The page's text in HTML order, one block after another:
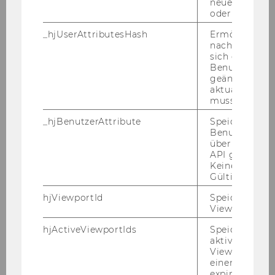
Projektleiterin/Projektleiter
Unpaarigkeiten im europäischen
o. Univ.Prof. Dr. Chris­toph Ba­delt, Rek­tor
Mitteilungsblatt vom 4. Juli 2007, 44.
253) Bevollmächtigungen gemäß § 28
Der Rek­tor er­teilt gemäß der Richt­li­nie des
neuesten
oder nicht.
_hjUserAttributesHash
Ermöglicht
sich ein
geändert hat
aktualisiert
muss.
_hjBenutzerAttribute
Speichert
über die
API gesendet
Keine
hjViewportId
Speichert
Viewport-
hjActiveViewportIds
Speichert die
aktiven
Viewports.
einen